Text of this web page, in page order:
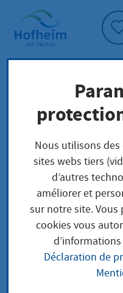
Accueil"
Page d'accueil
Structure administrative
ent
Nous utilisons
sites webs tiers
d’autres
améliorer et
sur notre site. Vous
cookies vous
Déclaration de